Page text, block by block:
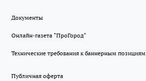
Документы
Онлайн-газета "ПроГород"
Технические требования к баннерным позициям
Публичная оферта